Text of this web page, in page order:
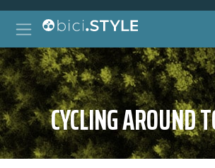
Vai al contenuto
Navigazione principale
Ricerca per:
CYCLING AROUND